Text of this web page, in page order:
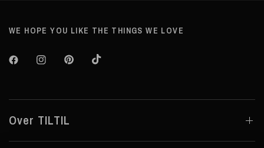
WE HOPE YOU LIKE THE THINGS WE LOVE
Over TILTIL